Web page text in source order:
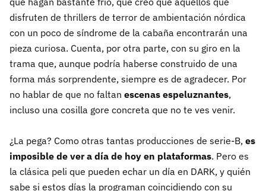
disfruten de thrillers de terror de ambientación nórdica
con un poco de síndrome de la cabaña encontrarán una
pieza curiosa. Cuenta, por otra parte, con su giro en la
trama que, aunque podría haberse construido de una
forma más sorprendente, siempre es de agradecer. Por
no hablar de que no faltan escenas espeluznantes,
incluso una cosilla gore concreta que no te ves venir.
¿La pega? Como otras tantas producciones de serie-B, es
imposible de ver a día de hoy en plataformas. Pero es
la clásica peli que pueden echar un día en DARK, y quién
sabe si estos días la programan coincidiendo con su